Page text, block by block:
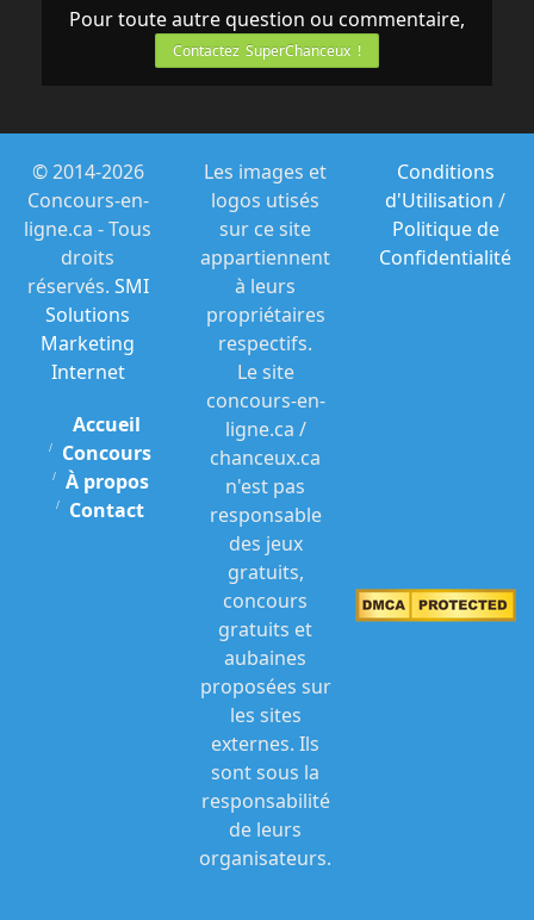
Pour toute autre question ou commentaire,
Contactez SuperChanceux !
© 2014-2026
Concours-en-
ligne.ca - Tous
droits
réservés. SMI
Solutions
Marketing
Internet
Accueil
Concours
À propos
Contact
Les images et
logos utisés
sur ce site
appartiennent
à leurs
propriétaires
respectifs.
Le site
concours-en-
ligne.ca /
chanceux.ca
n'est pas
responsable
des jeux
gratuits,
concours
gratuits et
aubaines
proposées sur
les sites
externes. Ils
sont sous la
responsabilité
de leurs
organisateurs.
Conditions
d'Utilisation /
Politique de
Confidentialité